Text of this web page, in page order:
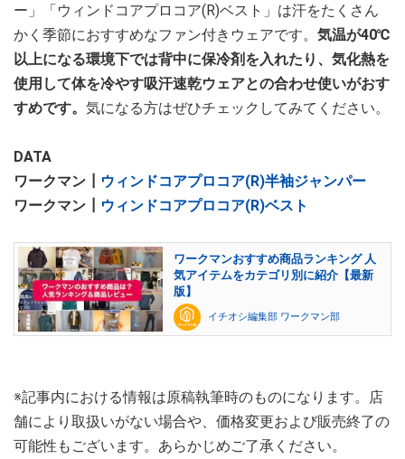
ー」「ウィンドコアプロコア(R)ベスト」は汗をたくさん
かく季節におすすめなファン付きウェアです。 気温が40℃
以上になる環境下では背中に保冷剤を入れたり、気化熱を
使用して体を冷やす吸汗速乾ウェアとの合わせ使いがおす
すめです。 気になる方はぜひチェックしてみてください。
DATA
ワークマン┃
ウィンドコアプロコア(R)半袖ジャンパー
ワークマン┃
ウィンドコアプロコア(R)ベスト
ワークマンおすすめ商品ランキング 人
気アイテムをカテゴリ別に紹介【最新
版】
イチオシ編集部 ワークマン部
※記事内における情報は原稿執筆時のものになります。店
舗により取扱いがない場合や、価格変更および販売終了の
可能性もございます。あらかじめご了承ください。